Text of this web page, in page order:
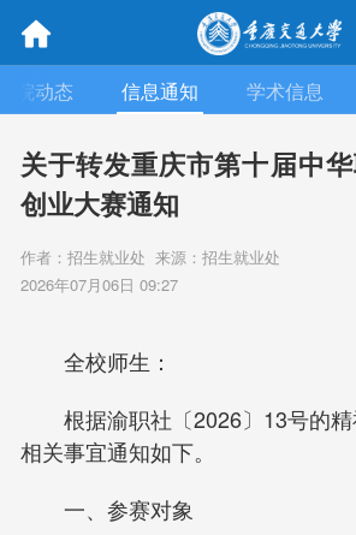
院动态 信息通知 学术信息
关于转发重庆市第十届中
创业大赛通知
作者：招生就业处 来源：招生就业处
2026年07月06日 09:27
全校师生：
根据渝职社〔2026〕13号的
相关事宜通知如下。
一、参赛对象